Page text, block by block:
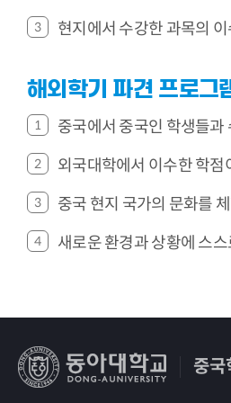
현지에서 수강한 과목의
해외학기 파견 프로그
중국에서 중국인 학생들과
외국대학에서 이수한 학점
중국 현지 국가의 문화를
새로운 환경과 상황에 스
중국